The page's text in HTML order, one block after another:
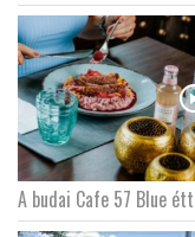
A budai Cafe 57 Blue